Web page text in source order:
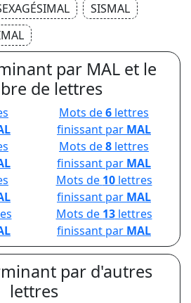
SISMAL
par MAL et le
de lettres
Mots de6 lettres
finissant par MAL
Mots de8 lettres
finissant par MAL
Mots de 10lettres
finissant par MAL
Mots de 13lettres
finissant par MAL
par d'autres
lettres